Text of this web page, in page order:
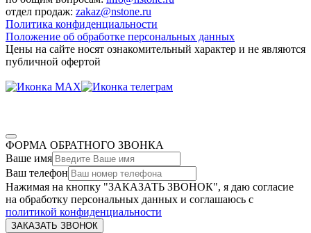
отдел продаж: zakaz@nstone.ru
Политика конфиденциальности
Положение об обработке персональных данных
Цены на сайте носят ознакомительный характер и не являются
публичной офертой
ФОРМА ОБРАТНОГО ЗВОНКА
Ваше имя
Ваш телефон
Нажимая на кнопку "ЗАКАЗАТЬ ЗВОНОК", я даю согласие
на обработку персональных данных и соглашаюсь c
политикой конфиденциальности